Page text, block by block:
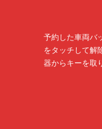
予約した車両バ
をタッチして解
器からキーを取